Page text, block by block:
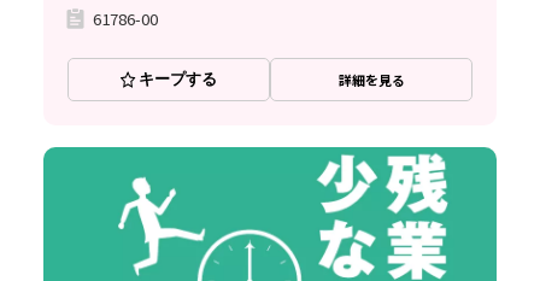
61786-00
キープする 詳細を見る